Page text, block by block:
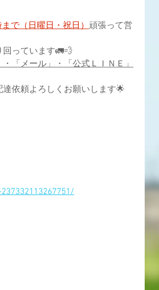
で（日曜日・祝日） 頑張って営
っています🚛💨
・「メール」・「公式ＬＩＮＥ」
依頼よろしくお願いします🌟